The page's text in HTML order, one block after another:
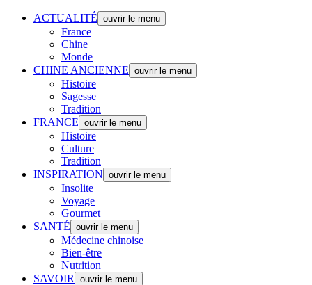
ACTUALITÉ ouvrir le menu
France
Chine
Monde
CHINE ANCIENNE ouvrir le menu
Histoire
Sagesse
Tradition
FRANCE ouvrir le menu
Histoire
Culture
Tradition
INSPIRATION ouvrir le menu
Insolite
Voyage
Gourmet
SANTÉ ouvrir le menu
Médecine chinoise
Bien-être
Nutrition
SAVOIR
ouvrir le menu